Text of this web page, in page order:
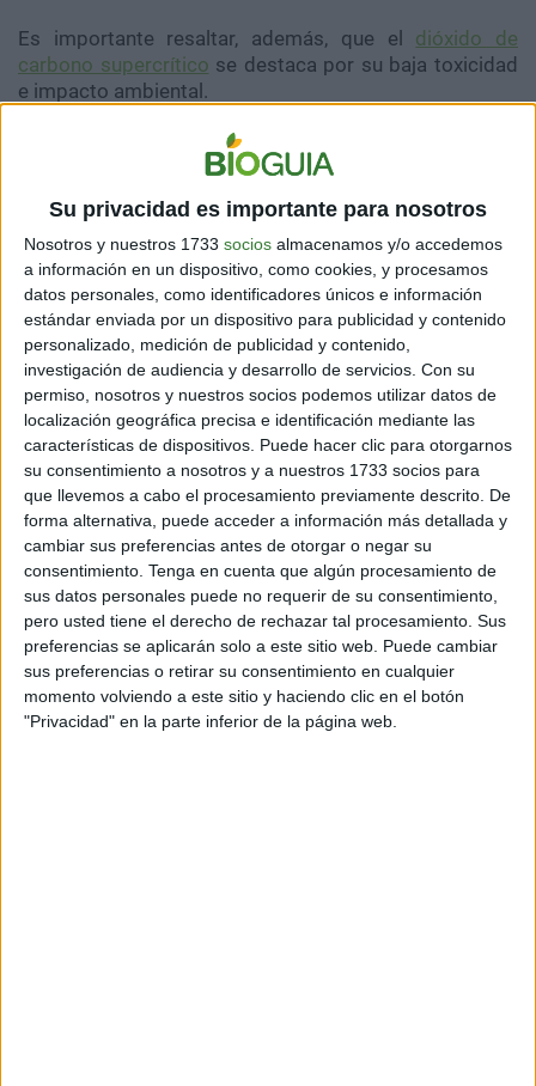
Su privacidad es importante para nosotros
Nosotros y nuestros 1733 socios almacenamos y/o accedemos
a información en un dispositivo, como cookies, y procesamos
datos personales, como identificadores únicos e información
estándar enviada por un dispositivo para publicidad y contenido
personalizado, medición de publicidad y contenido,
investigación de audiencia y desarrollo de servicios. Con su
permiso, nosotros y nuestros socios podemos utilizar datos de
localización geográfica precisa e identificación mediante las
características de dispositivos. Puede hacer clic para otorgarnos
su consentimiento a nosotros y a nuestros 1733 socios para
que llevemos a cabo el procesamiento previamente descrito. De
forma alternativa, puede acceder a información más detallada y
cambiar sus preferencias antes de otorgar o negar su
consentimiento. Tenga en cuenta que algún procesamiento de
sus datos personales puede no requerir de su consentimiento,
pero usted tiene el derecho de rechazar tal procesamiento. Sus
preferencias se aplicarán solo a este sitio web. Puede cambiar
sus preferencias o retirar su consentimiento en cualquier
momento volviendo a este sitio y haciendo clic en el botón
"Privacidad" en la parte inferior de la página web.
Es importante resaltar, además, que el dióxido de
carbono supercrítico se destaca por su baja toxicidad
e impacto ambiental.
intención es aumentarlo a 33. Además, puede
encenderse y apagarse fácilmente. Estas
características además lo vuelven apto para el
almacenaje energético a escala de red.
Si estos avances son desarrollados y difundidos, es
posible que pequeños pueblos puedan acceder a la
energía eléctrica de una manera práctica y eficiente.